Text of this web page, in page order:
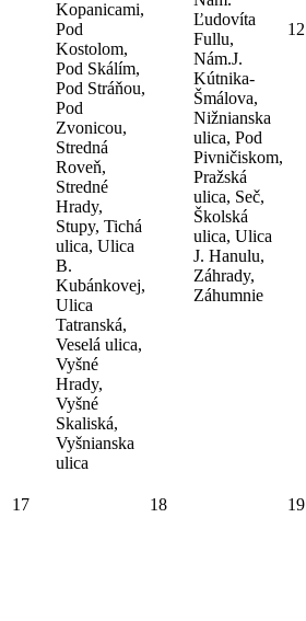
Kopanicami,
Pod
Kostolom,
Pod Skálím,
Pod Stráňou,
Pod
Zvonicou,
Stredná
Roveň,
Stredné
Hrady,
Stupy, Tichá
ulica, Ulica
B.
Kubánkovej,
Ulica
Tatranská,
Veselá ulica,
Vyšné
Hrady,
Vyšné
Skaliská,
Vyšnianska
ulica
Ľudovíta
Fullu,
Nám.J.
Kútnika-
Šmálova,
Nižnianska
ulica, Pod
Pivničiskom,
Pražská
ulica, Seč,
Školská
ulica, Ulica
J. Hanulu,
Záhrady,
Záhumnie
12
17 18 19